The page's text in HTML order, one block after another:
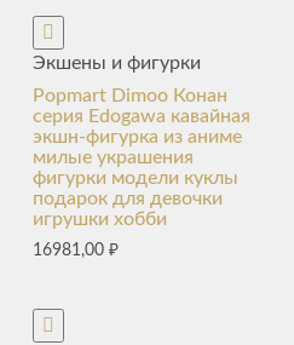
Экшены и фигурки
Popmart Dimoo Конан
серия Edogawa кавайная
экшн-фигурка из аниме
милые украшения
фигурки модели куклы
подарок для девочки
игрушки хобби
16981,00₽